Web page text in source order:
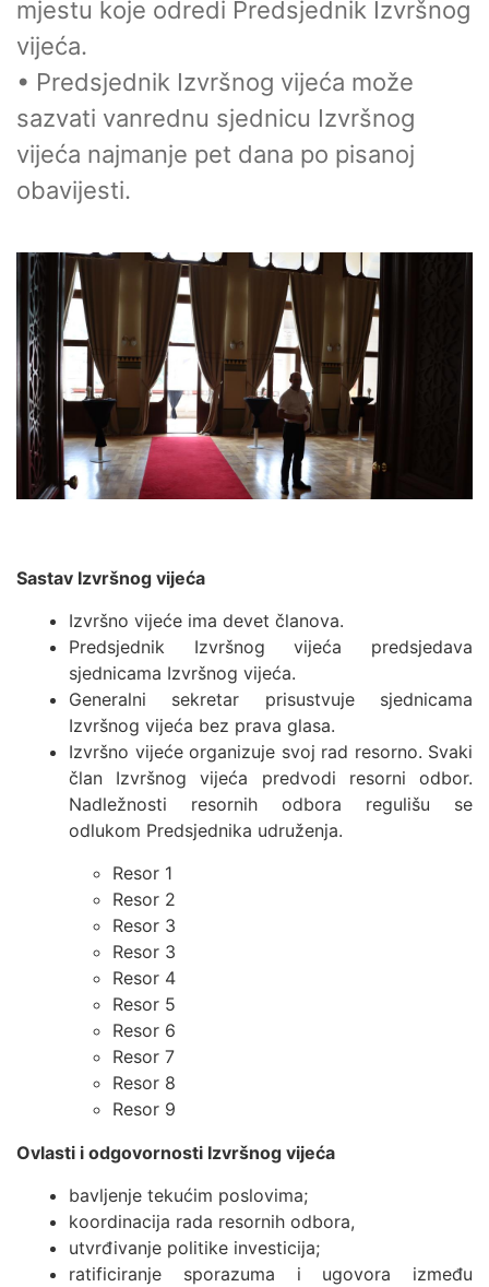
mjestu koje odredi Predsjednik Izvršnog
vijeća.
• Predsjednik Izvršnog vijeća može
sazvati vanrednu sjednicu Izvršnog
vijeća najmanje pet dana po pisanoj
obavijesti.
Sastav Izvršnog vijeća
Izvršno vijeće ima devet članova.
Predsjednik Izvršnog vijeća predsjedava
sjednicama Izvršnog vijeća.
Generalni sekretar prisustvuje sjednicama
Izvršnog vijeća bez prava glasa.
Izvršno vijeće organizuje svoj rad resorno. Svaki
član Izvršnog vijeća predvodi resorni odbor.
Nadležnosti resornih odbora regulišu se
odlukom Predsjednika udruženja.
Resor 1
Resor 2
Resor 3
Resor 3
Resor 4
Resor 5
Resor 6
Resor 7
Resor 8
Resor 9
Ovlasti i odgovornosti Izvršnog vijeća
bavljenje tekućim poslovima;
koordinacija rada resornih odbora,
utvrđivanje politike investicija;
ratificiranje sporazuma i ugovora između